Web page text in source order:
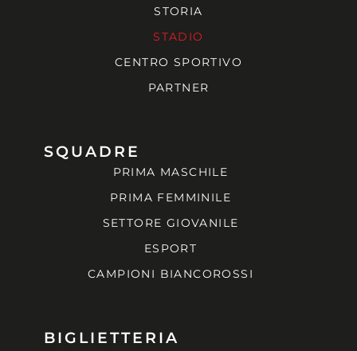
STORIA
STADIO
CENTRO SPORTIVO
PARTNER
SQUADRE
PRIMA MASCHILE
PRIMA FEMMINILE
SETTORE GIOVANILE
ESPORT
CAMPIONI BIANCOROSSI
BIGLIETTERIA